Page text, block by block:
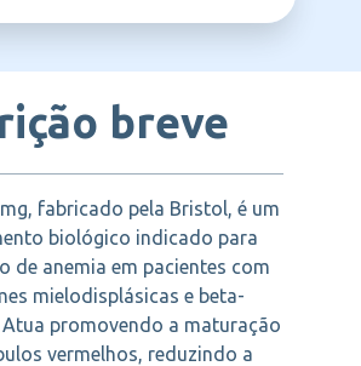
breve
fabricado pela Bristol, é um
biológico indicado para
de anemia em pacientes com
mielodisplásicas e beta-
Atua promovendo a maturação
vermelhos, reduzindo a